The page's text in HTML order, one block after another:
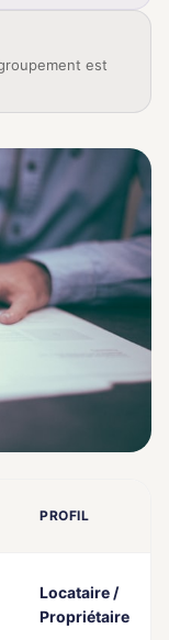
est
PROFIL
Locataire /
Propriétaire